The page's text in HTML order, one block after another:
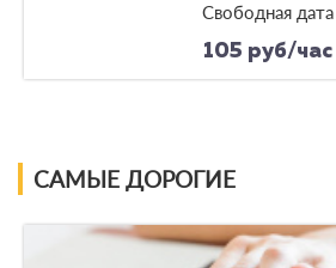
Свободная дата
105 руб/час
САМЫЕ ДОРОГИЕ